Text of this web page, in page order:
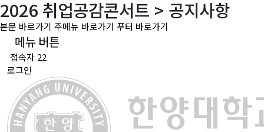
2026 취업공감콘서트 > 공지사항
본문 바로가기 주메뉴 바로가기 푸터 바로가기
메뉴 버튼
접속자 22
로그인